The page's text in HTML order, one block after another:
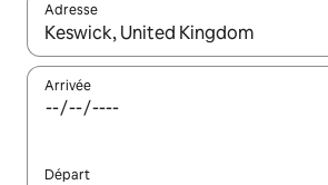
Adresse
Lorsque les résultats s'affichent,
Arrivée
Départ